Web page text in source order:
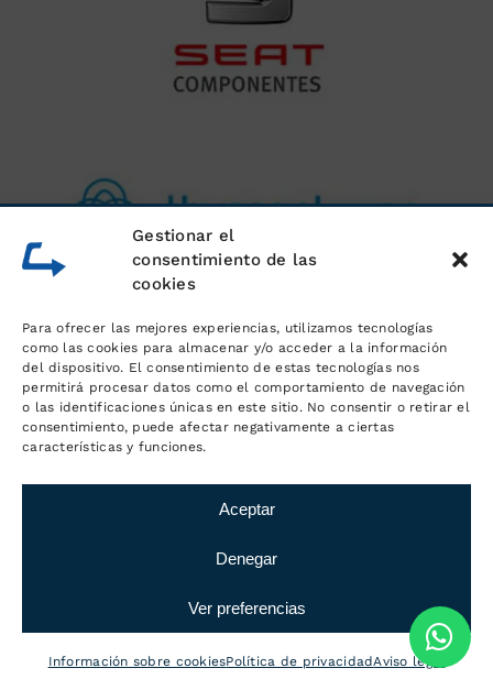
Gestionar el
consentimiento de las
cookies
Para ofrecer las mejores experiencias, utilizamos tecnologías
como las cookies para almacenar y/o acceder a la información
del dispositivo. El consentimiento de estas tecnologías nos
permitirá procesar datos como el comportamiento de navegación
o las identificaciones únicas en este sitio. No consentir o retirar el
consentimiento, puede afectar negativamente a ciertas
características y funciones.
Aceptar
Denegar
Ver preferencias
Información sobre cookiesPolítica de privacidadAviso legal